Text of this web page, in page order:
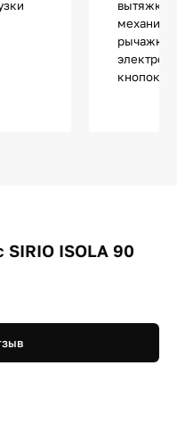
вытяжки
кнопок и
ISOLA 90